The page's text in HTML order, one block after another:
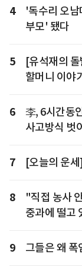
4
'독수리 오
부모' 됐다
5
[유석재의
할머니 이야기
6
李, 6시간동
사고방식 벗
7 [오늘의 운
8
"직접 농사
중과에 떨고
9 그들은 왜